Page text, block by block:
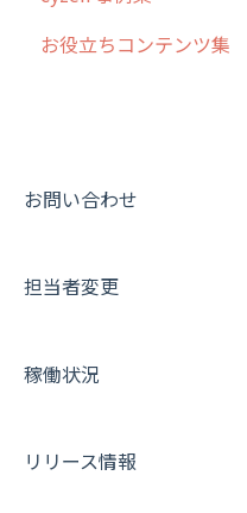
8. 用語集
【業界業種別】cyzen
勤怠管理
帳票出力
商品
履歴
パフォーマンス
お知らせ
報告書・行動種別
活動通知
商品
写真管理・高画質化
その他オプション
契約・その他
ルート自動記録 につ
報告書について
メンバー画面について
お役立ちコンテンツ集
動画集：共通
お問い合わせ
担当者変更
稼働状況
リリース情報